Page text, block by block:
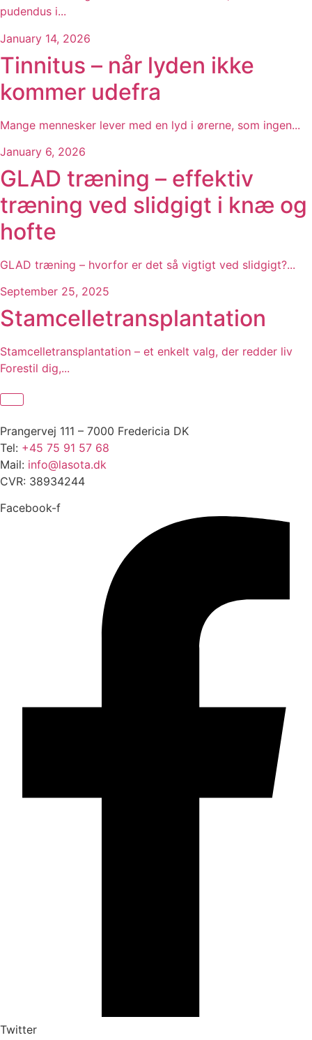
pudendus i...
January 14, 2026
Tinnitus – når lyden ikke
kommer udefra
Mange mennesker lever med en lyd i ørerne, som ingen...
January 6, 2026
GLAD træning – effektiv
træning ved slidgigt i knæ og
hofte
GLAD træning – hvorfor er det så vigtigt ved slidgigt?...
September 25, 2025
Stamcelletransplantation
Stamcelletransplantation – et enkelt valg, der redder liv
Forestil dig,...
Prangervej 111 – 7000 Fredericia DK
Tel: +45 75 91 57 68
Mail: info@lasota.dk
CVR: 38934244
Facebook-f
Twitter